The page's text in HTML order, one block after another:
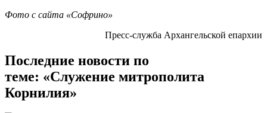
Фото с сайта «Софрино»
Пресс-служба Архангельской епархии
Последние новости по
теме: «Служение митрополита
Корнилия»